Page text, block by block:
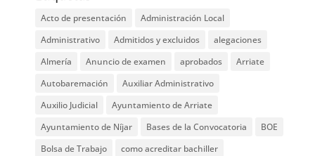
Acto de presentación
Administración Local
Administrativo
Admitidos y excluidos
alegaciones
Almería
Anuncio de examen aprobados
Arriate
Autobaremación
Auxiliar Administrativo
Auxilio Judicial
Ayuntamiento de Arriate
Ayuntamiento de Níjar
Bases de la Convocatoria
BOE
Bolsa de Trabajo
como acreditar bachiller